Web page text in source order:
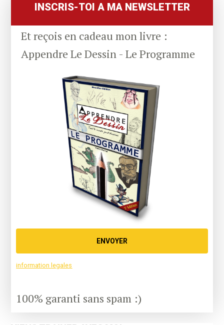
INSCRIS-TOI A MA NEWSLETTER
Et reçois en cadeau mon livre :
Appendre Le Dessin - Le Programme
ENVOYER
information legales
100% garanti sans spam :)